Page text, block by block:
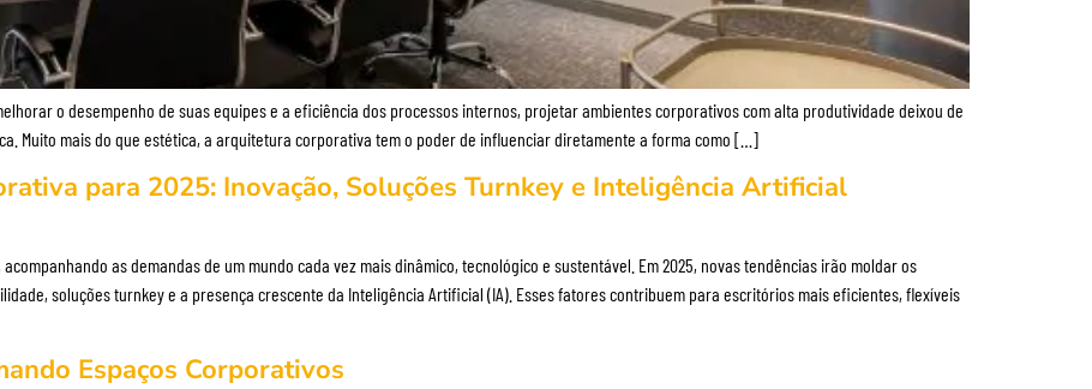
o desempenho de suas equipes e a eficiência dos processos internos, projetar ambientes corporativos com alta produtividade deixou de
Muito mais do que estética, a arquitetura corporativa tem o poder de influenciar diretamente a forma como […]
para 2025: Inovação, Soluções Turnkey e Inteligência Artificial
as demandas de um mundo cada vez mais dinâmico, tecnológico e sustentável. Em 2025, novas tendências irão moldar os
soluções turnkey e a presença crescente da Inteligência Artificial (IA). Esses fatores contribuem para escritórios mais eficientes, flexíveis
Espaços Corporativos